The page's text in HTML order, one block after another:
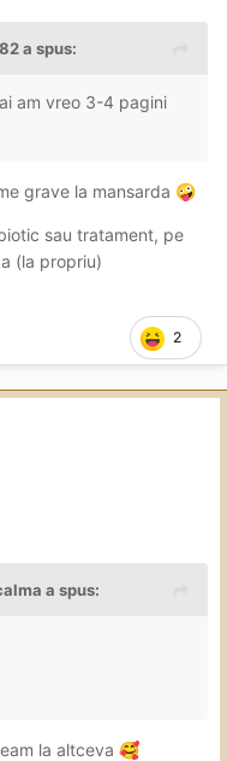
a spus:
am vreo 3-4 pagini
grave la mansarda 🤪
sau tratament, pe
(la propriu)
2
a spus:
la altceva 🥰